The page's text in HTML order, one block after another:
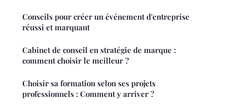
Conseils pour créer un événement d'entreprise
réussi et marquant
Cabinet de conseil en stratégie de marque :
comment choisir le meilleur ?
Choisir sa formation selon ses projets
professionnels : Comment y arriver ?